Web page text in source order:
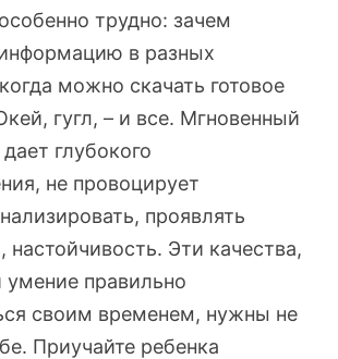
трудно: зачем
в разных
можно скачать готовое
гугл, – и все. Мгновенный
глубокого
не провоцирует
проявлять
настойчивость. Эти качества,
умение правильно
своим временем, нужны не
Приучайте ребенка